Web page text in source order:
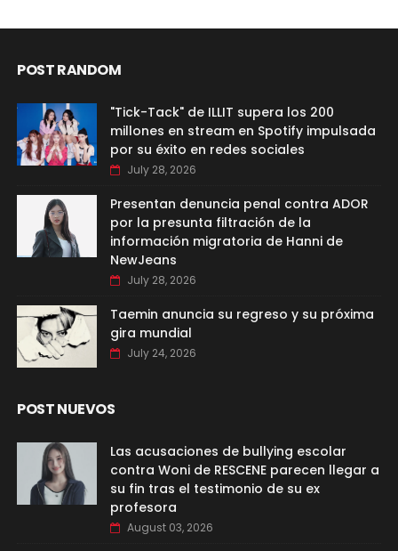
POST RANDOM
"Tick-Tack" de ILLIT supera los 200
millones en stream en Spotify impulsada
por su éxito en redes sociales
July 28, 2026
Presentan denuncia penal contra ADOR
por la presunta filtración de la
información migratoria de Hanni de
NewJeans
July 28, 2026
Taemin anuncia su regreso y su próxima
gira mundial
July 24, 2026
POST NUEVOS
Las acusaciones de bullying escolar
contra Woni de RESCENE parecen llegar a
su fin tras el testimonio de su ex
profesora
August 03, 2026